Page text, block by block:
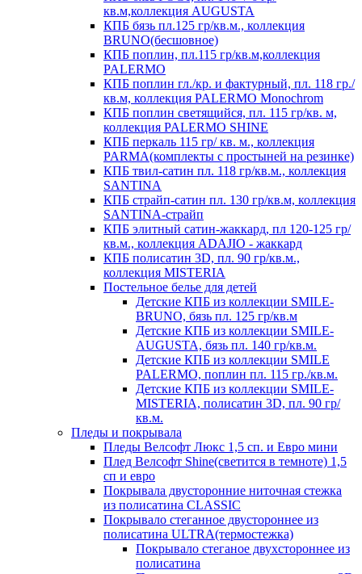
кв.м,коллекция AUGUSTA
КПБ бязь пл.125 гр/кв.м., коллекция
BRUNO(бесшовное)
КПБ поплин, пл.115 гр/кв.м,коллекция
PALERMO
КПБ поплин гл./кр. и фактурный, пл. 118 гр./
кв.м, коллекция PALERMO Monochrom
КПБ поплин светящийся, пл. 115 гр/кв. м,
коллекция PALERMO SHINE
КПБ перкаль 115 гр/ кв. м., коллекция
PARMA(комплекты с простыней на резинке)
КПБ твил-сатин пл. 118 гр/кв.м., коллекция
SANTINA
КПБ страйп-сатин пл. 130 гр/кв.м, коллекция
SANTINA-страйп
КПБ элитный сатин-жаккард, пл 120-125 гр/
кв.м., коллекция ADAJIO - жаккард
КПБ полисатин 3D, пл. 90 гр/кв.м.,
коллекция MISTERIA
Постельное белье для детей
Детские КПБ из коллекции SMILE-
BRUNO, бязь пл. 125 гр/кв.м
Детские КПБ из коллекции SMILE-
AUGUSTA, бязь пл. 140 гр/кв.м.
Детские КПБ из коллекции SMILE
PALERMO, поплин пл. 115 гр./кв.м.
Детские КПБ из коллекции SMILE-
MISTERIA, полисатин 3D, пл. 90 гр/
кв.м.
Пледы и покрывала
Пледы Велсофт Люкс 1,5 сп. и Евро мини
Плед Велсофт Shine(светится в темноте) 1,5
сп и евро
Покрывала двусторонние ниточная стежка
из полисатина CLASSIC
Покрывало стеганное двустороннее из
полисатина ULTRA(термостежка)
Покрывало стеганое двухстороннее из
полисатина